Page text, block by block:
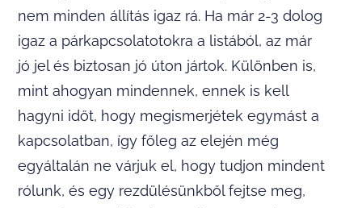
nem minden állítás igaz rá. Ha már 2-3 dolog
igaz a párkapcsolatotokra a listából, az már
jó jel és biztosan jó úton jártok. Különben is,
mint ahogyan mindennek, ennek is kell
hagyni időt, hogy megismerjétek egymást a
kapcsolatban, így főleg az elején még
egyáltalán ne várjuk el, hogy tudjon mindent
rólunk, és egy rezdülésünkből fejtse meg,